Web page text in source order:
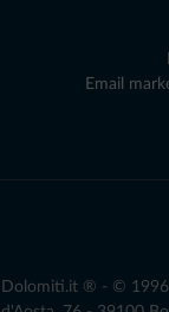
Email
Dolomiti.it ® - © 1996-